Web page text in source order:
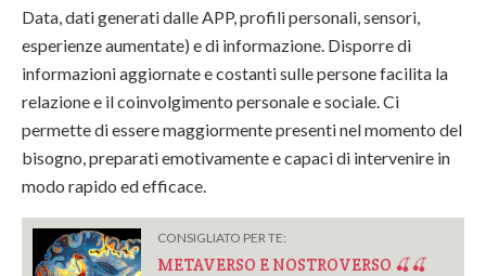
Data, dati generati dalle APP, profili personali, sensori,
esperienze aumentate) e di informazione. Disporre di
informazioni aggiornate e costanti sulle persone facilita la
relazione e il coinvolgimento personale e sociale. Ci
permette di essere maggiormente presenti nel momento del
bisogno, preparati emotivamente e capaci di intervenire in
modo rapido ed efficace.
CONSIGLIATO PER TE:
METAVERSO E NOSTROVERSO 🍒🍒